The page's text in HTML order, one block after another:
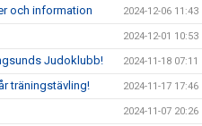
och information 2024-12-06 11:43
2024-12-01 10:53
Judoklubb! 2024-11-18 07:11
träningstävling! 2024-11-17 17:46
2024-11-07 20:26